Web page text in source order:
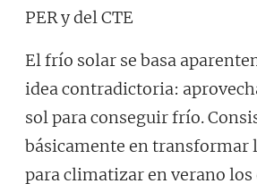
PER y del CTE
El frío solar se basa
idea contradictoria:
sol para conseguir frío.
básicamente en transformar
para climatizar en verano los